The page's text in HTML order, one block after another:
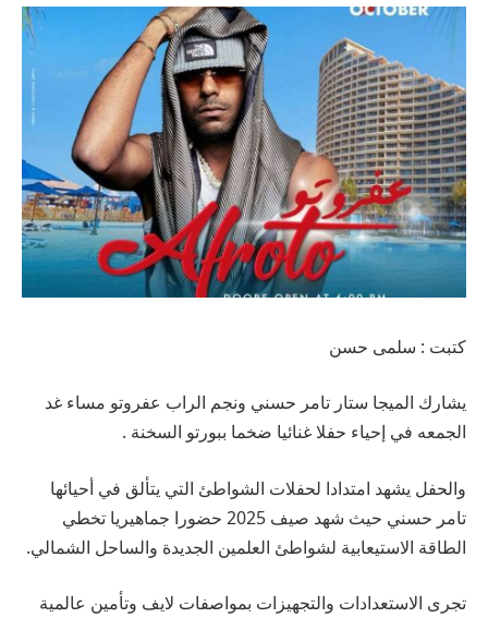
كتبت : سلمى حسن
يشارك الميجا ستار تامر حسني ونجم الراب عفروتو مساء غد
الجمعه في إحياء حفلا غنائيا ضخما ببورتو السخنة .
والحفل يشهد امتدادا لحفلات الشواطئ التي يتألق في أحيائها
تامر حسني حيث شهد صيف 2025 حضورا جماهيريا تخطي
الطاقة الاستيعابية لشواطئ العلمين الجديدة والساحل الشمالي.
تجرى الاستعدادات والتجهيزات بمواصفات لايف وتأمين عالمية